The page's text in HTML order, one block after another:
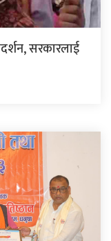
सरकारलाई